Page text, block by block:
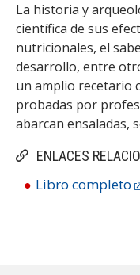
ENLACES
Libro completo
La historia y
científica de sus
nutricionales, el
desarrollo, entre
un amplio recetario
probadas por
abarcan ensaladas,